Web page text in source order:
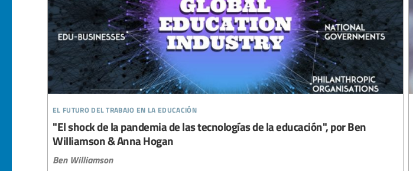
el futuro del trabajo en la educación
"El shock de la pandemia de las tecnologías de la educación", por Ben
Williamson & Anna Hogan
Ben Williamson